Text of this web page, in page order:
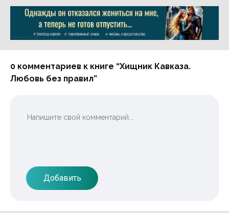
Реклама 16+ АО «ЛитГород»
0 комментариев к книге “Хищник Кавказа.
Любовь без правил”
Добавить